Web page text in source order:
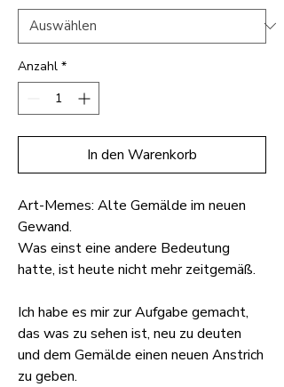
Anzahl *
In den Warenkorb
Art-Memes: Alte Gemälde im neuen
Gewand.
Was einst eine andere Bedeutung
hatte, ist heute nicht mehr zeitgemäß.
Ich habe es mir zur Aufgabe gemacht,
das was zu sehen ist, neu zu deuten
und dem Gemälde einen neuen Anstrich
zu geben.